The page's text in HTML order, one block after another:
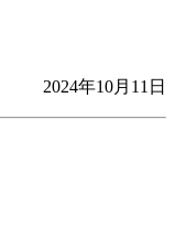
2024年10月11日